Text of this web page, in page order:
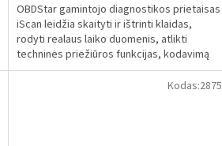
OBDStar gamintojo diagnostikos prietaisas
iScan leidžia skaityti ir ištrinti klaidas,
rodyti realaus laiko duomenis, atlikti
techninės priežiūros funkcijas, kodavimą
ir...
Kodas:2875